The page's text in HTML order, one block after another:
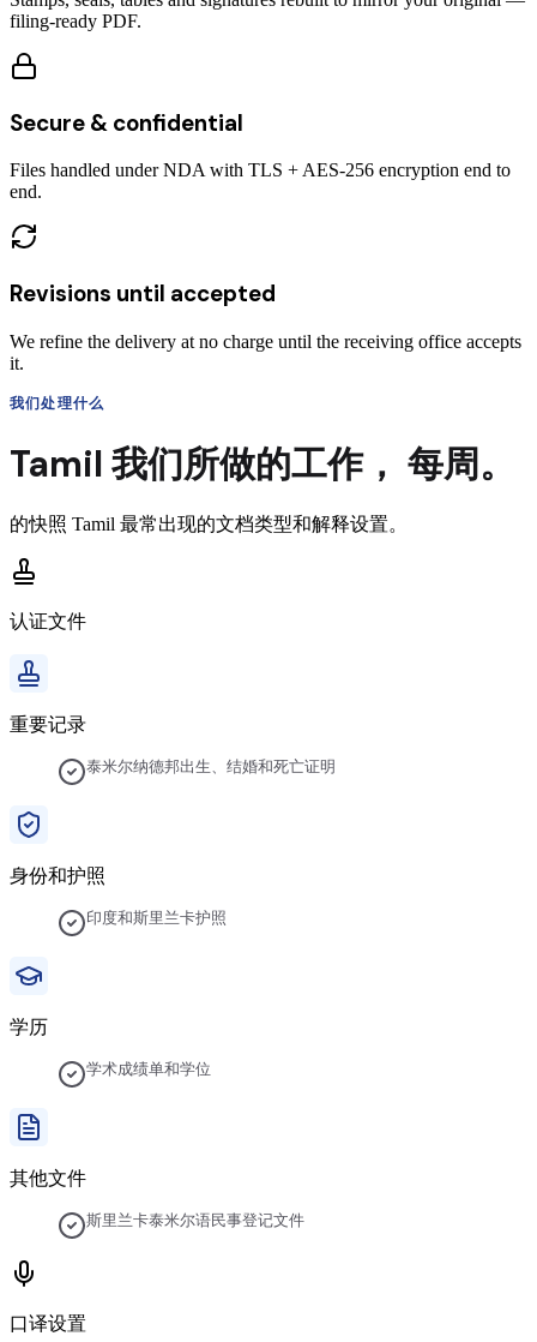
filing-ready PDF.
Secure & confidential
Files handled under NDA with TLS + AES-256 encryption end to
end.
Revisions until accepted
We refine the delivery at no charge until the receiving office accepts
it.
我们处理什么
Tamil 我们所做的工作， 每周。
的快照 Tamil 最常出现的文档类型和解释设置。
认证文件
重要记录
泰米尔纳德邦出生、结婚和死亡证明
身份和护照
印度和斯里兰卡护照
学历
学术成绩单和学位
其他文件
斯里兰卡泰米尔语民事登记文件
口译设置